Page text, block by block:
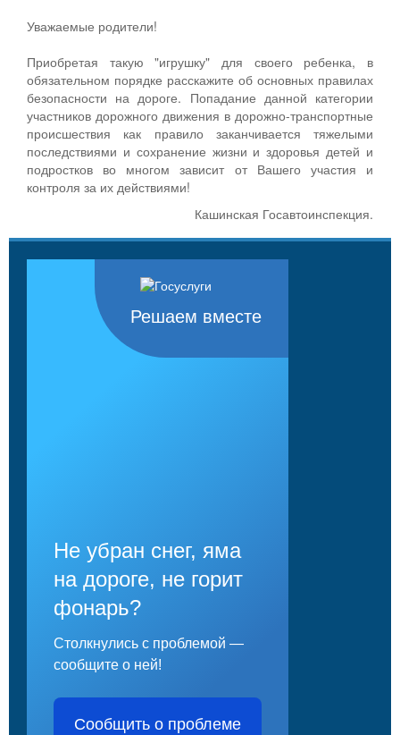
Уважаемые родители!
Приобретая такую "игрушку" для своего ребенка, в
обязательном порядке расскажите об основных правилах
безопасности на дороге. Попадание данной категории
участников дорожного движения в дорожно-транспортные
происшествия как правило заканчивается тяжелыми
последствиями и сохранение жизни и здоровья детей и
подростков во многом зависит от Вашего участия и
контроля за их действиями!
Кашинская Госавтоинспекция.
Решаем вместе
Не убран снег, яма
на дороге, не горит
фонарь?
Столкнулись с проблемой —
сообщите о ней!
Сообщить о проблеме